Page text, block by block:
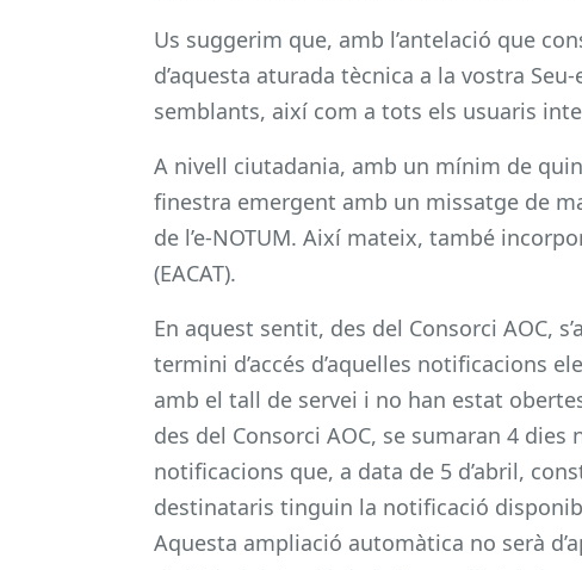
Us suggerim que, amb l’antelació que
d’aquesta aturada tècnica a la vostra
semblants, així com a tots els usuaris
A nivell ciutadania, amb un mínim de
finestra emergent amb un missatge de
de l’e-NOTUM. Així mateix, també
(EACAT).
En aquest sentit, des del Consorci AOC,
termini d’accés d’aquelles notificacions
amb el tall de servei i no han estat
des del Consorci AOC, se sumaran 4 dies
notificacions que, a data de 5 d’abril,
destinataris tinguin la notificació
Aquesta ampliació automàtica no serà